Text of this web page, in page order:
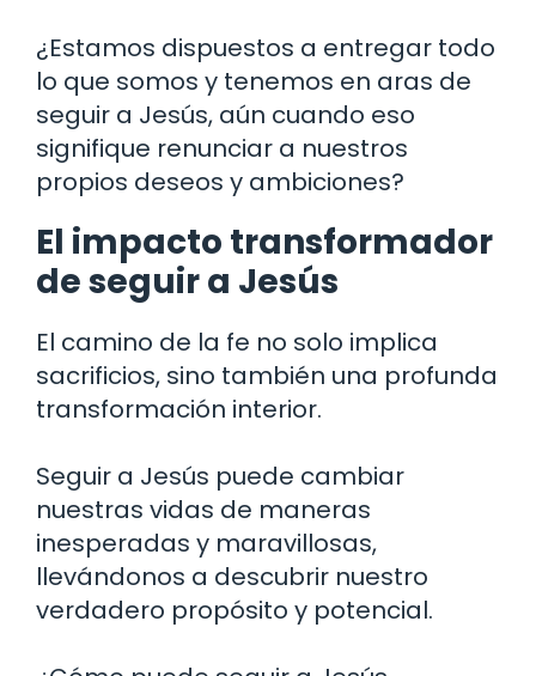
¿Estamos dispuestos a entregar todo
lo que somos y tenemos en aras de
seguir a Jesús, aún cuando eso
signifique renunciar a nuestros
propios deseos y ambiciones?
El impacto transformador
de seguir a Jesús
El camino de la fe no solo implica
sacrificios, sino también una profunda
transformación interior.
Seguir a Jesús puede cambiar
nuestras vidas de maneras
inesperadas y maravillosas,
llevándonos a descubrir nuestro
verdadero propósito y potencial.